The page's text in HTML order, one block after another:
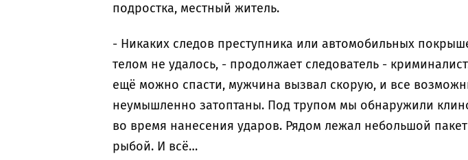
подростка, местный житель.
- Никаких следов преступника или автомобильных
телом не удалось, - продолжает следователь -
ещё можно спасти, мужчина вызвал скорую, и все
неумышленно затоптаны. Под трупом мы обнаружили
во время нанесения ударов. Рядом лежал небольшой
рыбой. И всё…